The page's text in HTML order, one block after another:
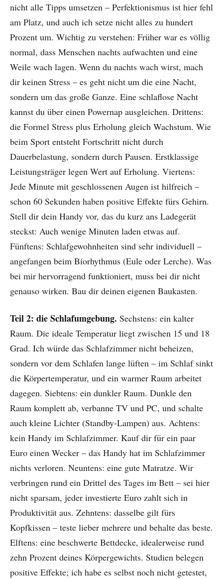
nicht alle Tipps umsetzen – Perfektionismus ist hier fehl
am Platz, und auch ich setze nicht alles zu hundert
Prozent um. Wichtig zu verstehen: Früher war es völlig
normal, dass Menschen nachts aufwachten und eine
Weile wach lagen. Wenn du nachts wach wirst, mach
dir keinen Stress – es geht nicht um die eine Nacht,
sondern um das große Ganze. Eine schlaflose Nacht
kannst du über einen Powernap ausgleichen. Drittens:
die Formel Stress plus Erholung gleich Wachstum. Wie
beim Sport entsteht Fortschritt nicht durch
Dauerbelastung, sondern durch Pausen. Erstklassige
Leistungsträger legen Wert auf Erholung. Viertens:
Jede Minute mit geschlossenen Augen ist hilfreich –
schon 60 Sekunden haben positive Effekte fürs Gehirn.
Stell dir dein Handy vor, das du kurz ans Ladegerät
steckst: Auch wenige Minuten laden etwas auf.
Fünftens: Schlafgewohnheiten sind sehr individuell –
angefangen beim Biorhythmus (Eule oder Lerche). Was
bei mir hervorragend funktioniert, muss bei dir nicht
genauso wirken. Bau dir deinen eigenen Baukasten.
Teil 2: die Schlafumgebung. Sechstens: ein kalter
Raum. Die ideale Temperatur liegt zwischen 15 und 18
Grad. Ich würde das Schlafzimmer nicht beheizen,
sondern vor dem Schlafen lange lüften – im Schlaf sinkt
die Körpertemperatur, und ein warmer Raum arbeitet
dagegen. Siebtens: ein dunkler Raum. Dunkle den
Raum komplett ab, verbanne TV und PC, und schalte
auch kleine Lichter (Standby-Lampen) aus. Achtens:
kein Handy im Schlafzimmer. Kauf dir für ein paar
Euro einen Wecker – das Handy hat im Schlafzimmer
nichts verloren. Neuntens: eine gute Matratze. Wir
verbringen rund ein Drittel des Tages im Bett – sei hier
nicht sparsam, jeder investierte Euro zahlt sich in
Produktivität aus. Zehntens: dasselbe gilt fürs
Kopfkissen – teste lieber mehrere und behalte das beste.
Elftens: eine beschwerte Bettdecke, idealerweise rund
zehn Prozent deines Körpergewichts. Studien belegen
positive Effekte; ich habe es selbst noch nicht getestet,